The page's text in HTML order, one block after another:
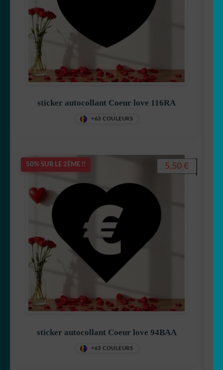
sticker autocollant Coeur love 116RA
+63 COULEURS
50% SUR LE 2ÈME !!
sticker autocollant Coeur love 94BAA
+63 COULEURS
5,50 €